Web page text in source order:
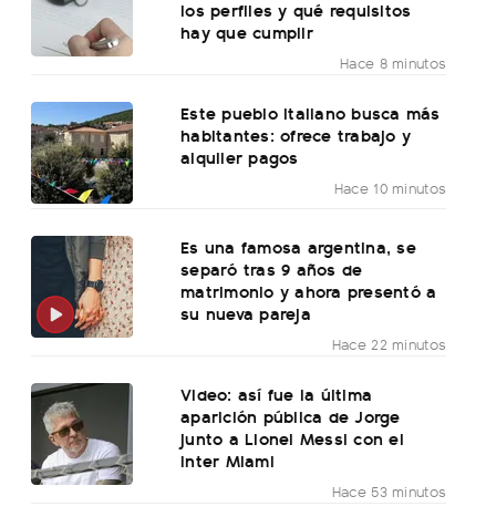
los perfiles y qué requisitos
hay que cumplir
Hace 8 minutos
Este pueblo italiano busca más
habitantes: ofrece trabajo y
alquiler pagos
Hace 10 minutos
Es una famosa argentina, se
separó tras 9 años de
matrimonio y ahora presentó a
su nueva pareja
Hace 22 minutos
Video: así fue la última
aparición pública de Jorge
junto a Lionel Messi con el
Inter Miami
Hace 53 minutos